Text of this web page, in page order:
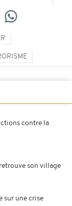
contre la
son village
sur une crise